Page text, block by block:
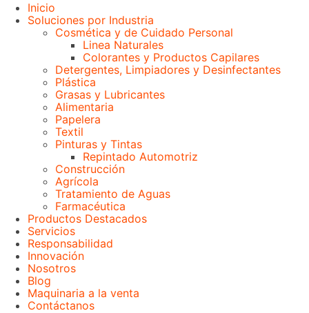
Inicio
Soluciones por Industria
Cosmética y de Cuidado Personal
Linea Naturales
Colorantes y Productos Capilares
Detergentes, Limpiadores y Desinfectantes
Plástica
Grasas y Lubricantes
Alimentaria
Papelera
Textil
Pinturas y Tintas
Repintado Automotriz
Construcción
Agrícola
Tratamiento de Aguas
Farmacéutica
Productos Destacados
Servicios
Responsabilidad
Innovación
Nosotros
Blog
Maquinaria a la venta
Contáctanos